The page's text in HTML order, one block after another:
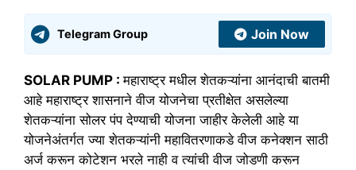
Telegram Group Join Now
SOLAR PUMP :महाराष्ट्र मधील शेतकऱ्यांना आनंदाची बातमी
आहे महाराष्ट्र शासनाने वीज योजनेचा प्रतीक्षेत असलेल्या
शेतकऱ्यांना सोलर पंप देण्याची योजना जाहीर केलेली आहे या
योजनेअंतर्गत ज्या शेतकऱ्यांनी महावितरणाकडे वीज कनेक्शन साठी
अर्ज करून कोटेशन भरले नाही व त्यांची वीज जोडणी करून